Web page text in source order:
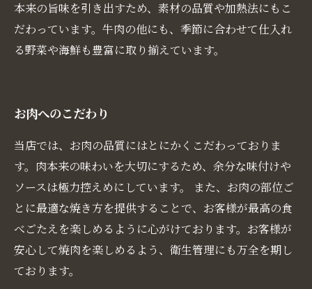
本来の旨味を引き出すため、素材の品質や加熱法にもこ
だわっています。牛肉の他にも、季節に合わせて仕入れ
る野菜や海鮮も豊富に取り揃えています。
お肉へのこだわり
当店では、お肉の品質にはとにかくこだわっておりま
す。肉本来の味わいを大切にするため、余分な味付けや
ソースは極力控えめにしています。 また、お肉の部位ご
とに最適な焼き方を提供することで、お客様が最高の食
べごたえを楽しめるように心がけております。お客様が
安心して焼肉を楽しめるよう、衛生管理にも万全を期し
ております。